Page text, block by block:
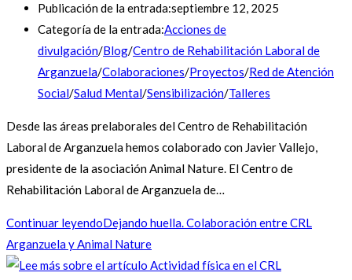
Publicación de la entrada:septiembre 12, 2025
Categoría de la entrada:Acciones de
divulgación/Blog/Centro de Rehabilitación Laboral de
Arganzuela/Colaboraciones/Proyectos/Red de Atención
Social/Salud Mental/Sensibilización/Talleres
Desde las áreas prelaborales del Centro de Rehabilitación
Laboral de Arganzuela hemos colaborado con Javier Vallejo,
presidente de la asociación Animal Nature. El Centro de
Rehabilitación Laboral de Arganzuela de…
Continuar leyendoDejando huella. Colaboración entre CRL
Arganzuela y Animal Nature